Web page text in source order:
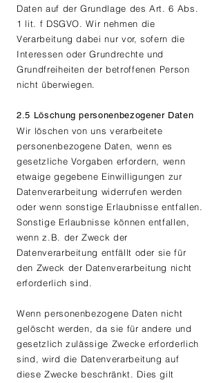
Daten auf der Grundlage des Art. 6 Abs.
1 lit. f DSGVO. Wir nehmen die
Verarbeitung dabei nur vor, sofern die
Interessen oder Grundrechte und
Grundfreiheiten der betroffenen Person
nicht überwiegen.
2.5 Löschung personenbezogener Daten
Wir löschen von uns verarbeitete
personenbezogene Daten, wenn es
gesetzliche Vorgaben erfordern, wenn
etwaige gegebene Einwilligungen zur
Datenverarbeitung widerrufen werden
oder wenn sonstige Erlaubnisse entfallen.
Sonstige Erlaubnisse können entfallen,
wenn z.B. der Zweck der
Datenverarbeitung entfällt oder sie für
den Zweck der Datenverarbeitung nicht
erforderlich sind.
Wenn personenbezogene Daten nicht
gelöscht werden, da sie für andere und
gesetzlich zulässige Zwecke erforderlich
sind, wird die Datenverarbeitung auf
diese Zwecke beschränkt. Dies gilt